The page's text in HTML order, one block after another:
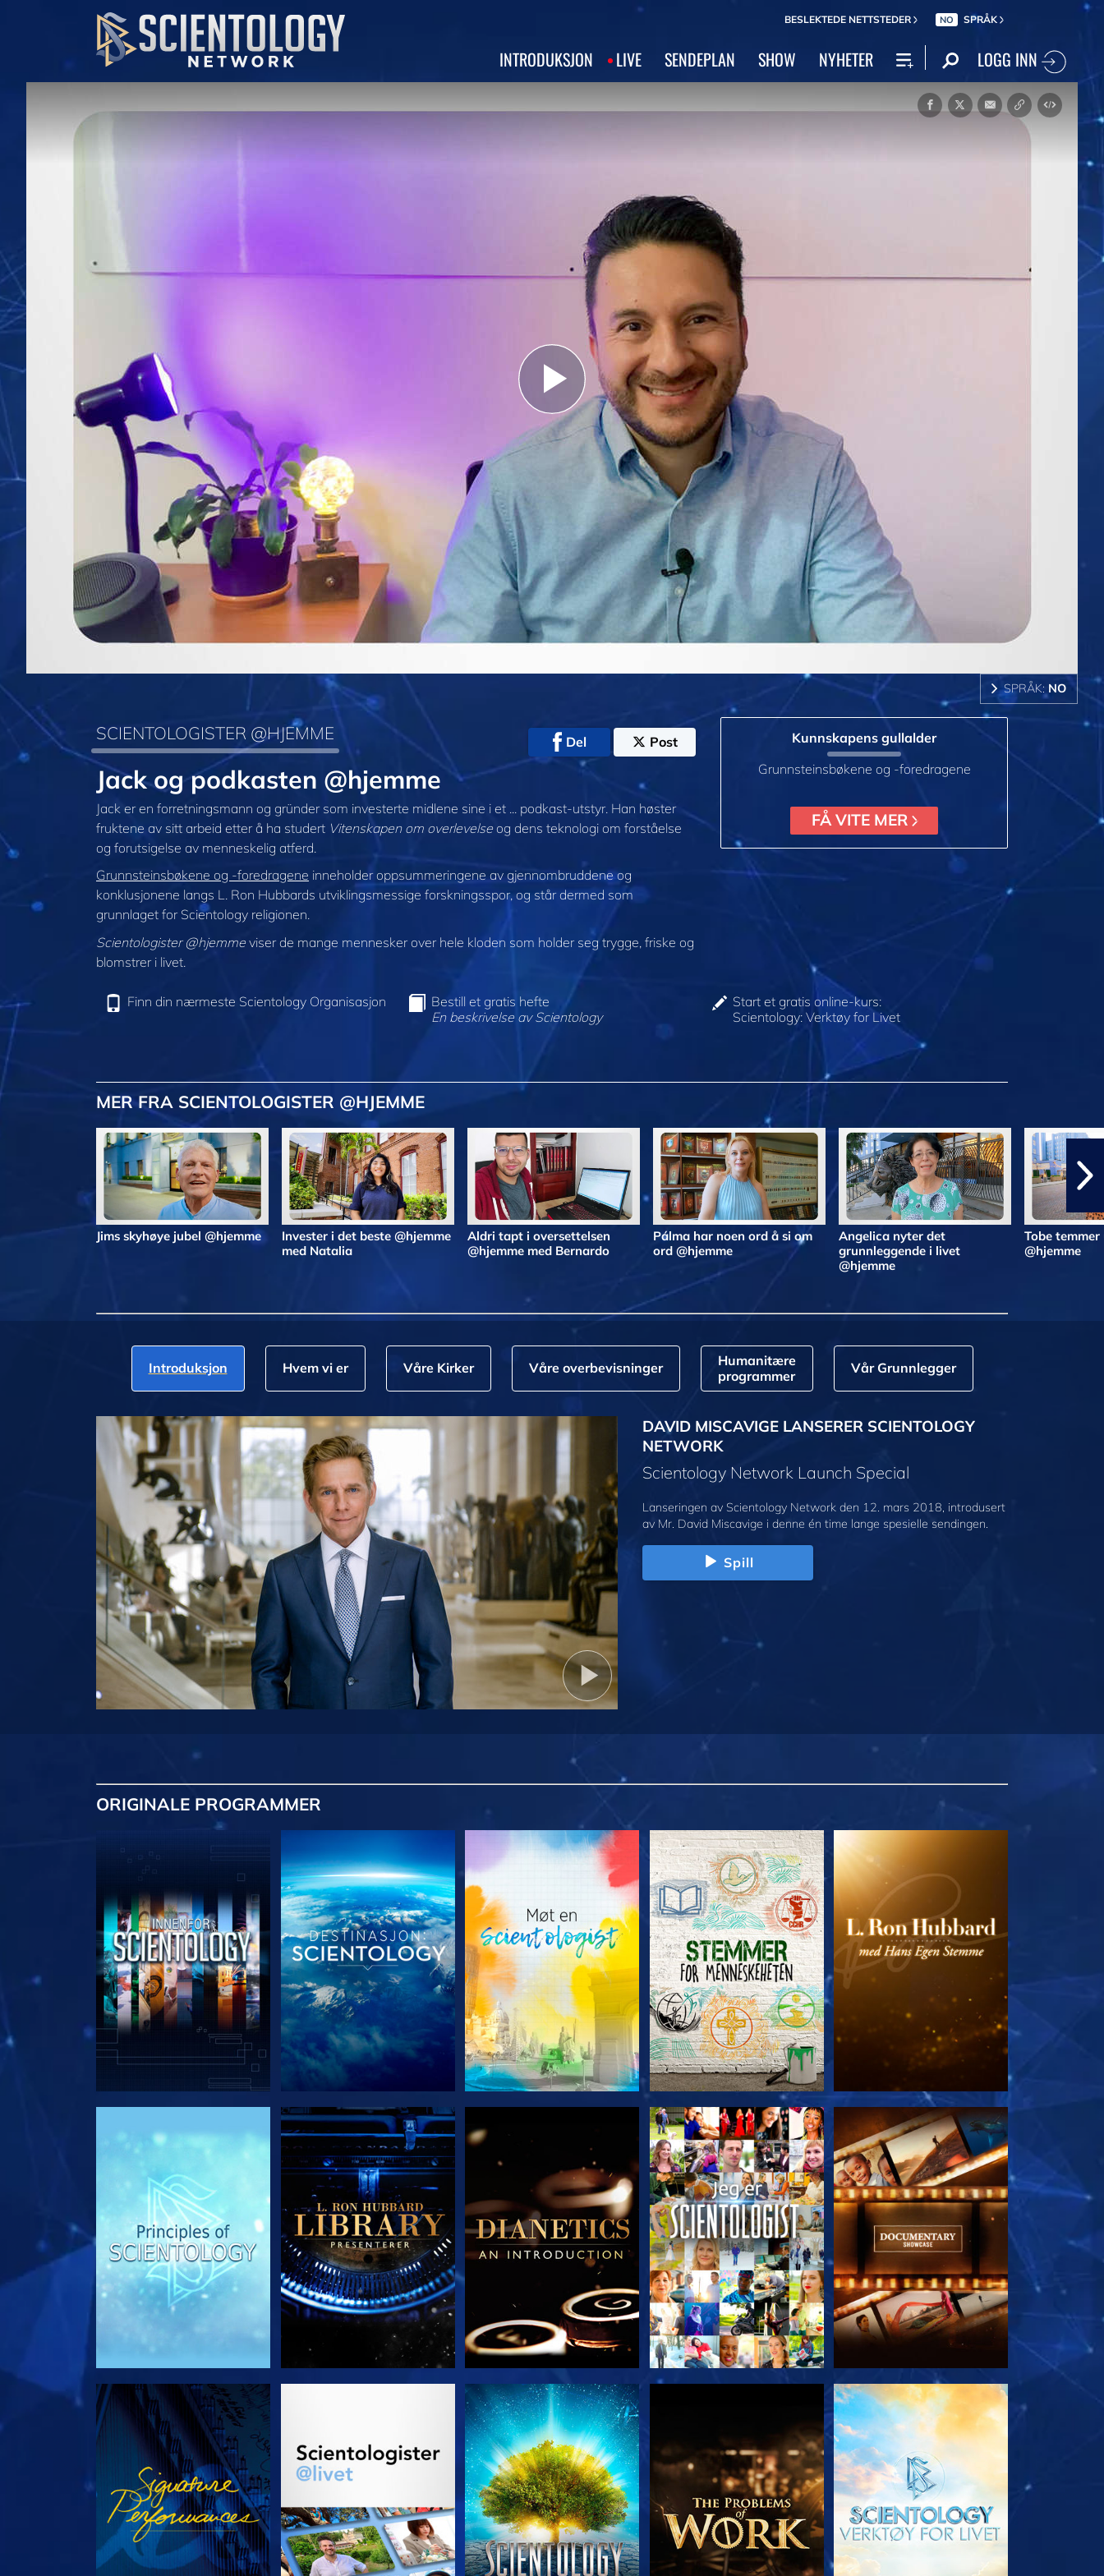
BESLEKTEDE NETTSTEDER NO SPRÅK
INTRODUKSJON LIVE SENDEPLAN SHOW NYHETER LOGG INN
Play
Video
SPRÅK: NO
SCIENTOLOGISTER @HJEMME Del Post
Jack og podkasten @hjemme
Jack er en forretningsmann og gründer som investerte midlene sine i et ... podkast-utstyr. Han høster
fruktene av sitt arbeid etter å ha studert Vitenskapen om overlevelseog dens teknologi om forståelse
og forutsigelse av menneskelig atferd.
Grunnsteinsbøkene og -foredragene inneholder oppsummeringene av gjennombruddene og
konklusjonene langs L. Ron Hubbards utviklingsmessige forskningsspor, og står dermed som
grunnlaget for Scientology religionen.
Scientologister @hjemmeviser de mange mennesker over hele kloden som holder seg trygge, friske og
blomstrer i livet.
Kunnskapens gullalder
Grunnsteinsbøkene og -foredragene
FÅ VITE MER
Finn din nærmeste Scientology Organisasjon
Bestill et gratis hefte
En beskrivelse av Scientology
Start et gratis online-kurs:
Scientology: Verktøy for Livet
MER FRA SCIENTOLOGISTER @HJEMME
Jims skyhøye jubel @hjemme
Invester i det beste @hjemme
med Natalia
Aldri tapt i oversettelsen
@hjemme med Bernardo
Pálma har noen ord å si om
ord @hjemme
Angelica nyter det
grunnleggende i livet
@hjemme
Tobe
@hjemme
Introduksjon Hvem vi er Våre Kirker Våre overbevisninger
Humanitære
programmer
Vår Grunnlegger
DAVID MISCAVIGE LANSERER SCIENTOLOGY
NETWORK
Scientology Network Launch Special
Lanseringen av Scientology Network den 12. mars 2018, introdusert
av Mr. David Miscavige i denne én time lange spesielle sendingen.
Spill
ORIGINALE PROGRAMMER
UTFORSK SERIEN UTFORSK SERIEN UTFORSK SERIEN UTFORSK SERIEN UTFORSK SERIEN
SE UTFORSK SERIEN